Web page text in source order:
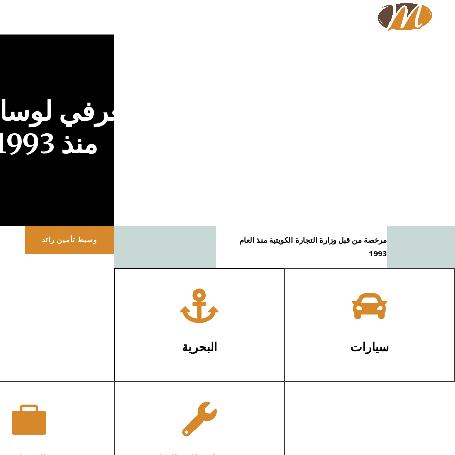
شركة معرفي
منذ 1993
وسيط تأمين رائد
مرخصة من قبل وزارة التجارة الكويتية منذ العام
1993

البحرية

سيارات
 